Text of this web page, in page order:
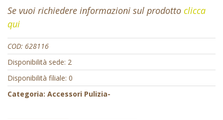
Se vuoi richiedere informazioni sul prodotto clicca
qui
COD: 628116
Disponibilità sede: 2
Disponibilità filiale: 0
Categoria: Accessori Pulizia-